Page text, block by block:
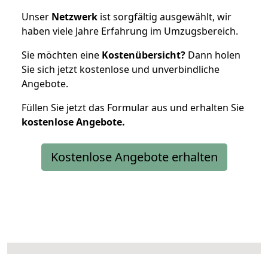
Unser Netzwerk ist sorgfältig ausgewählt, wir
haben viele Jahre Erfahrung im Umzugsbereich.
Sie möchten eine Kostenübersicht? Dann holen
Sie sich jetzt kostenlose und unverbindliche
Angebote.
Füllen Sie jetzt das Formular aus und erhalten Sie
kostenloseAngebote.
Kostenlose Angebote erhalten